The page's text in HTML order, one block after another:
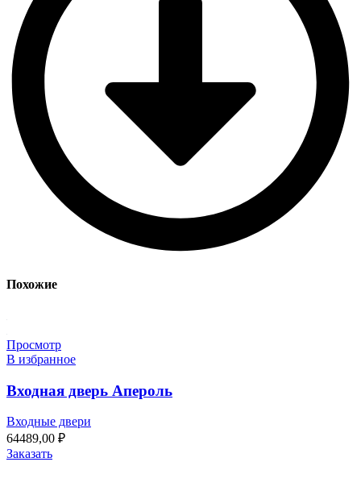
Похожие
Просмотр
В избранное
Входная дверь Апероль
Входные двери
64489,00 ₽
Заказать